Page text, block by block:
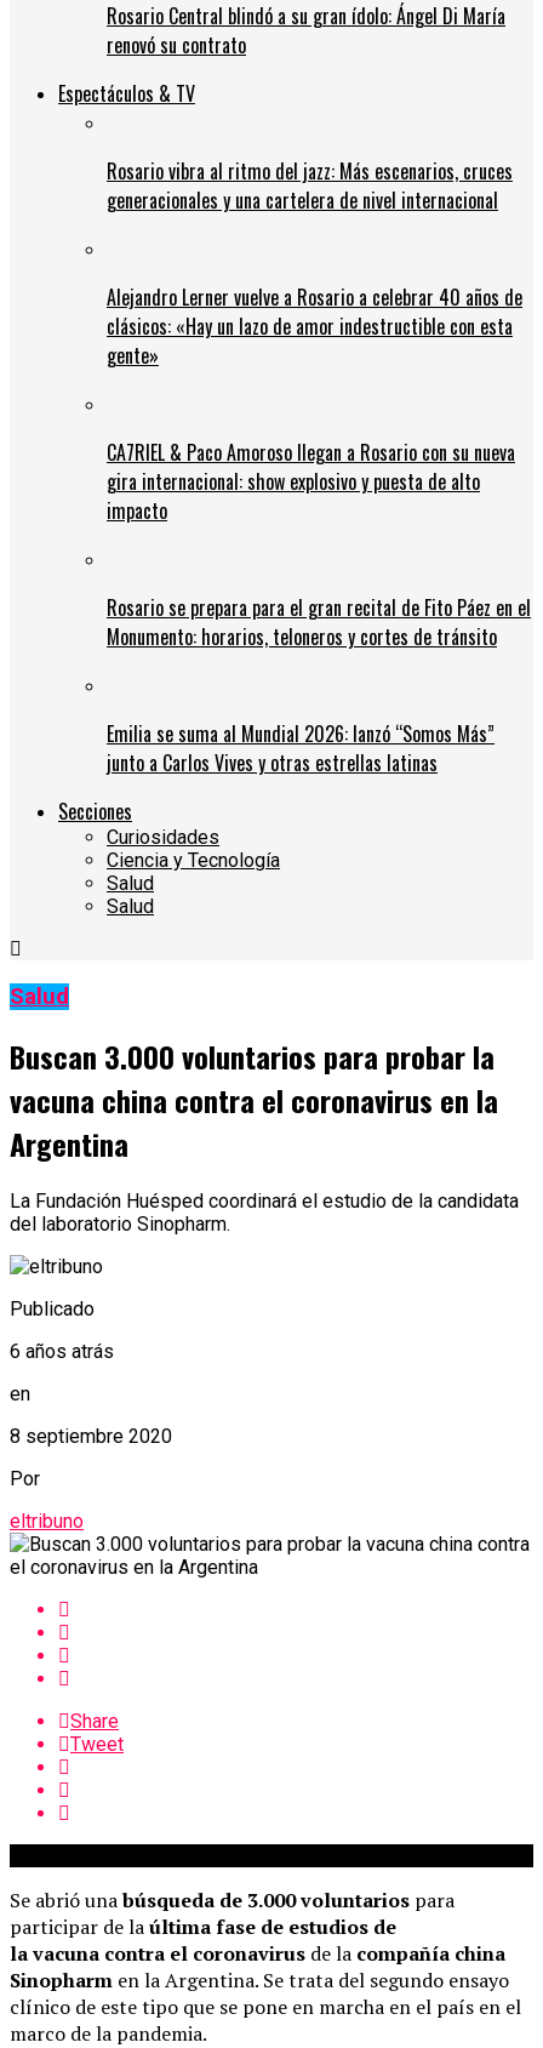
Rosario Central blindó a su gran ídolo: Ángel Di María
renovó su contrato
Espectáculos & TV
Rosario vibra al ritmo del jazz: Más escenarios, cruces
generacionales y una cartelera de nivel internacional
Alejandro Lerner vuelve a Rosario a celebrar 40 años de
clásicos: «Hay un lazo de amor indestructible con esta
gente»
CA7RIEL & Paco Amoroso llegan a Rosario con su nueva
gira internacional: show explosivo y puesta de alto
impacto
Rosario se prepara para el gran recital de Fito Páez en el
Monumento: horarios, teloneros y cortes de tránsito
Emilia se suma al Mundial 2026: lanzó “Somos Más”
junto a Carlos Vives y otras estrellas latinas
Secciones
Curiosidades
Ciencia y Tecnología
Salud
Salud
Salud
Buscan 3.000 voluntarios para probar la
vacuna china contra el coronavirus en la
Argentina
La Fundación Huésped coordinará el estudio de la candidata
del laboratorio Sinopharm.
Publicado
6 años atrás
en
8 septiembre 2020
Por
eltribuno
Share
Tweet
Se abrió unabúsqueda de 3.000 voluntarios para
participar de laúltima fase de estudios de
la vacuna contra el coronavirus de la compañía china
Sinopharm en la Argentina. Se trata del segundo ensayo
clínico de este tipo que se pone en marcha en el país en el
marco de la pandemia.